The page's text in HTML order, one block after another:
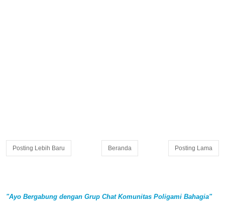
Posting Lebih Baru Posting Lama
Beranda
"Ayo Bergabung dengan Grup Chat Komunitas Poligami Bahagia"